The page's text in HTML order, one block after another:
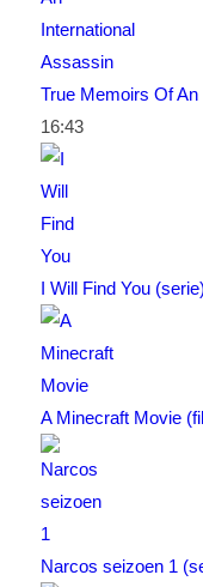
True Memoirs Of
16:43
I Will Find You (serie)
A Minecraft Movie
Narcos seizoen 1